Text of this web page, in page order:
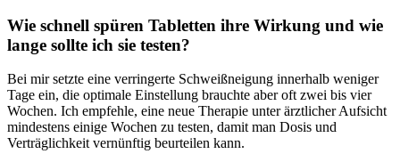
Wie schnell spüren Tabletten ihre Wirkung und wie
lange sollte ich sie testen?
Bei ​mir setzte​ eine verringerte Schweißneigung innerhalb⁤ weniger
Tage ein, die optimale Einstellung brauchte‌ aber oft‍ zwei bis ⁣vier
Wochen.‌ Ich ⁤empfehle, eine neue‍ Therapie‌ unter ärztlicher Aufsicht
mindestens einige Wochen zu ⁣testen, damit man Dosis und
Verträglichkeit vernünftig beurteilen⁣ kann.